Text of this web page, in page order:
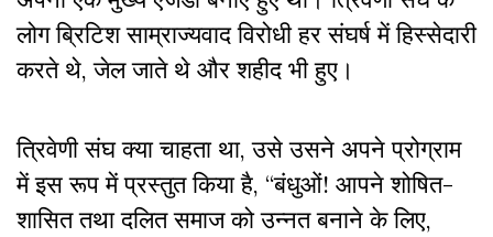
लोग ब्रिटिश साम्राज्यवाद विरोधी हर संघर्ष में हिस्सेदारी
करते थे, जेल जाते थे और शहीद भी हुए।
त्रिवेणी संघ क्या चाहता था, उसे उसने अपने प्रोग्राम
में इस रूप में प्रस्तुत किया है, “बंधुओं! आपने शोषित-
शासित तथा दलित समाज को उन्नत बनाने के लिए,